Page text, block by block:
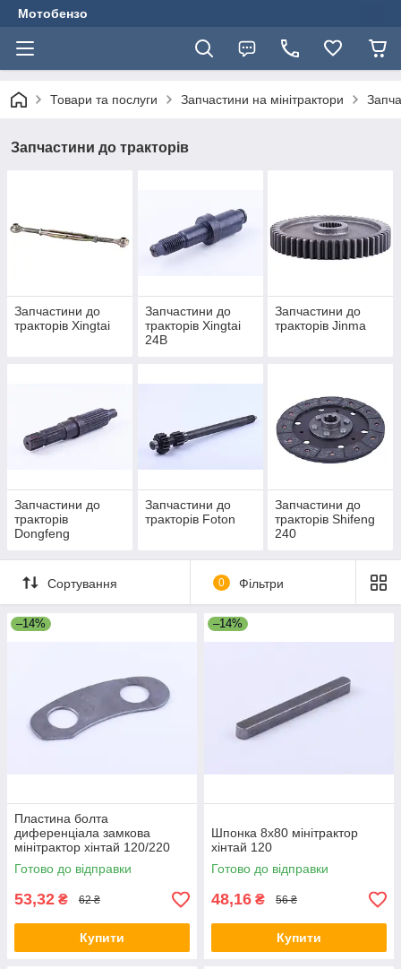
Мотобензо
Товари та послуги Запчастини на мінітрактори
Запчастини до тракторів
Запчастини до
тракторів Xingtai
Запчастини до
тракторів Xingtai
24B
Запчастини до
тракторів Jinma
Запчастини до
тракторів
Dongfeng
Запчастини до
тракторів Foton
Запчастини до
тракторів Shifeng
240
Сортування 0 Фільтри
–14%
Пластина болта
диференціала замкова
мінітрактор хінтай 120/220
Готово до відправки
53,32 ₴ 62 ₴
Купити
–14%
Шпонка 8х80 мінітрактор
хінтай 120
Готово до відправки
48,16 ₴ 56 ₴
Купити